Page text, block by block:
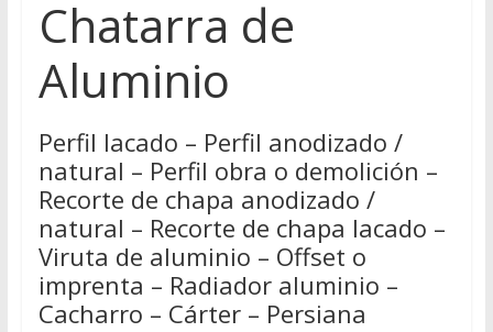
Chatarra de
Aluminio
Perfil lacado – Perfil anodizado /
natural – Perfil obra o demolición –
Recorte de chapa anodizado /
natural – Recorte de chapa lacado –
Viruta de aluminio – Offset o
imprenta – Radiador aluminio –
Cacharro – Cárter – Persiana